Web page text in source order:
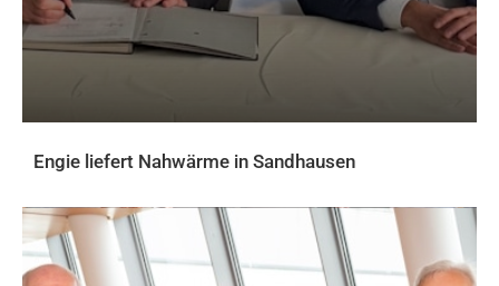
Engie liefert Nahwärme in Sandhausen